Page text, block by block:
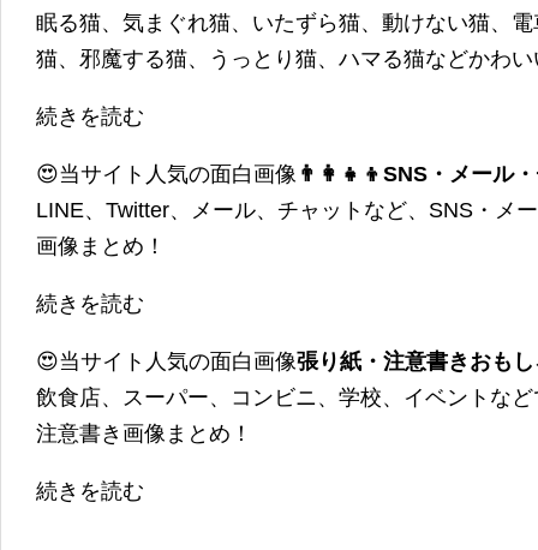
眠る猫、気まぐれ猫、いたずら猫、動けない猫、
猫、邪魔する猫、うっとり猫、ハマる猫などかわ
続きを読む
😍当サイト人気の面白画像 👨‍👩‍👧‍👦SNS・メール
LINE、Twitter、メール、チャットなど、SNS・メ
画像まとめ！
続きを読む
😍当サイト人気の面白画像張り紙・注意書きおも
飲食店、スーパー、コンビニ、学校、イベントな
注意書き画像まとめ！
続きを読む